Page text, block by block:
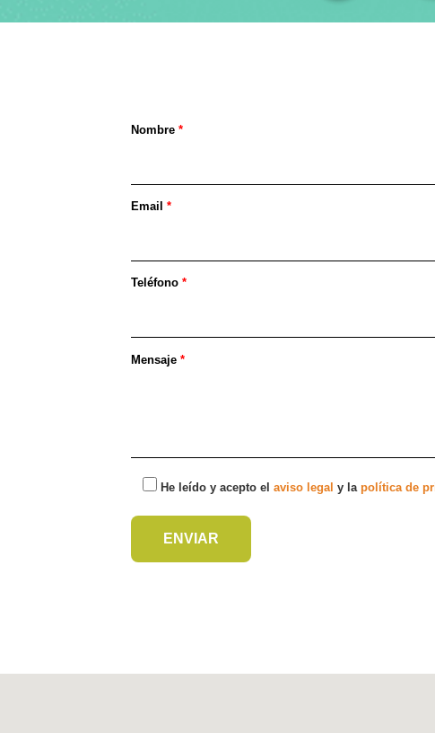
Nombre *
Email *
Teléfono *
Mensaje *
He leído y acepto el aviso legal y la política de